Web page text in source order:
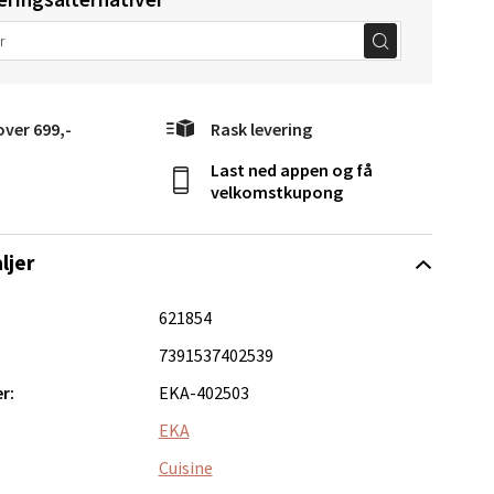
699,- Rask levering
Last ned appen og få
velkomstkupong
621854
7391537402539
EKA-402503
EKA
Cuisine